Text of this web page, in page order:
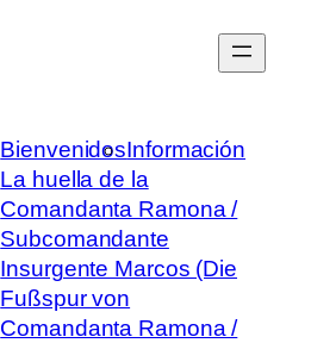
BienvenidosInformación
La huella de la
Comandanta Ramona /
Subcomandante
Insurgente Marcos (Die
Fußspur von
Comandanta Ramona /